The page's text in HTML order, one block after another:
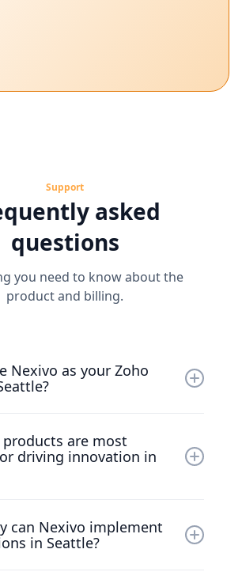
Support
asked
questions
you need to know about the
product and billing.
Nexivo as your Zoho
deep expertise in serving
focused and innovation-driven
you achieve your
are most
driving innovation in
are highly effective for Seattle
the tools to streamline
can Nexivo implement
in Seattle?